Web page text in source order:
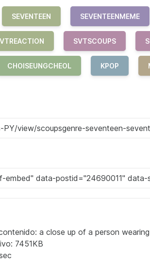
SEVENTEEN SEVENTEENMEME
SVTSCOUPS
CHOISEUNGCHEOL KPOP
a close up of a person
7451KB